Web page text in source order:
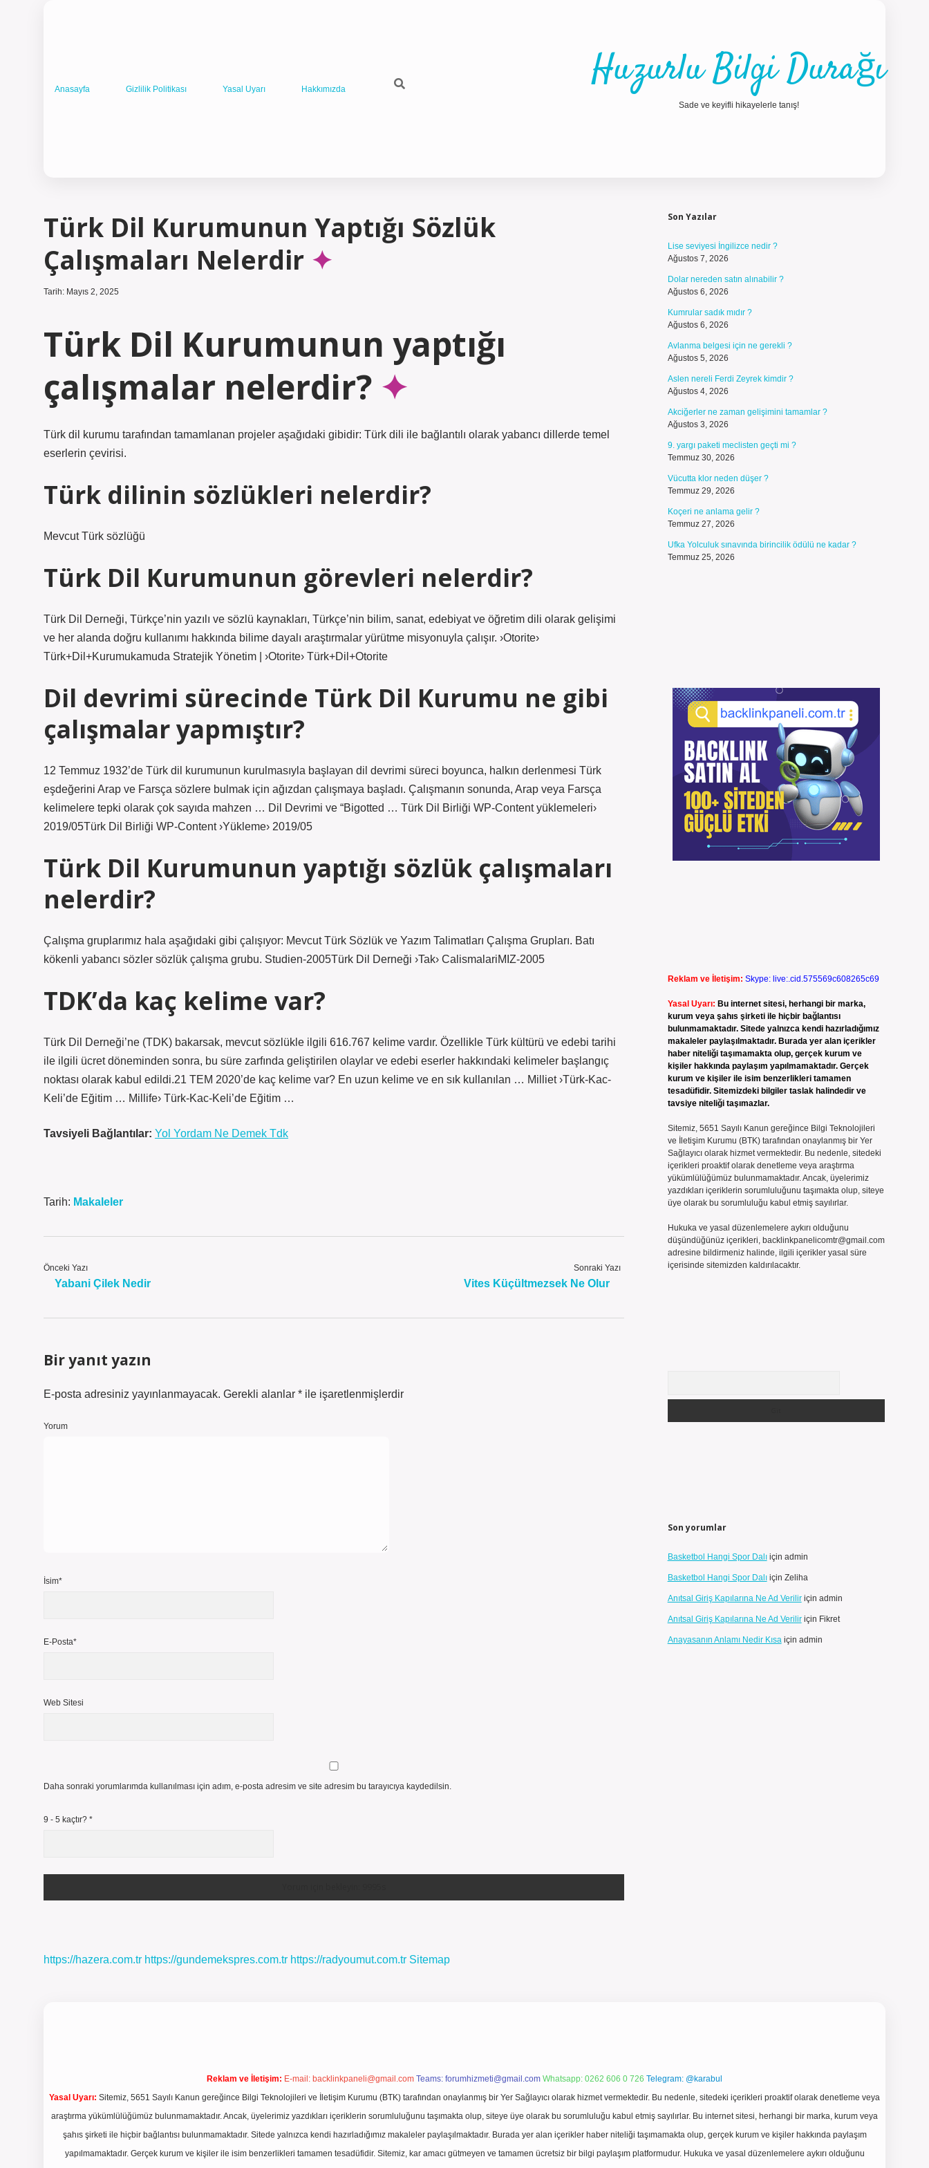
Anasayfa Gizlilik Politikası Yasal Uyarı Hakkımızda Huzurlu Bilgi Durağı
Sade ve keyifli hikayelerle tanış!
Türk Dil Kurumunun Yaptığı Sözlük
Çalışmaları Nelerdir
Tarih: Mayıs 2, 2025
Türk Dil Kurumunun yaptığı
çalışmalar nelerdir?
Türk dil kurumu tarafından tamamlanan projeler aşağıdaki gibidir: Türk dili ile bağlantılı olarak yabancı dillerde temel
eserlerin çevirisi.
Türk dilinin sözlükleri nelerdir?
Mevcut Türk sözlüğü
Türk Dil Kurumunun görevleri nelerdir?
Türk Dil Derneği, Türkçe’nin yazılı ve sözlü kaynakları, Türkçe’nin bilim, sanat, edebiyat ve öğretim dili olarak gelişimi
ve her alanda doğru kullanımı hakkında bilime dayalı araştırmalar yürütme misyonuyla çalışır. ›Otorite›
Türk+Dil+Kurumukamuda Stratejik Yönetim | ›Otorite› Türk+Dil+Otorite
Dil devrimi sürecinde Türk Dil Kurumu ne gibi
çalışmalar yapmıştır?
12 Temmuz 1932’de Türk dil kurumunun kurulmasıyla başlayan dil devrimi süreci boyunca, halkın derlenmesi Türk
eşdeğerini Arap ve Farsça sözlere bulmak için ağızdan çalışmaya başladı. Çalışmanın sonunda, Arap veya Farsça
kelimelere tepki olarak çok sayıda mahzen … Dil Devrimi ve “Bigotted … Türk Dil Birliği WP-Content yüklemeleri›
2019/05Türk Dil Birliği WP-Content ›Yükleme› 2019/05
Türk Dil Kurumunun yaptığı sözlük çalışmaları
nelerdir?
Çalışma gruplarımız hala aşağıdaki gibi çalışıyor: Mevcut Türk Sözlük ve Yazım Talimatları Çalışma Grupları. Batı
kökenli yabancı sözler sözlük çalışma grubu. Studien-2005Türk Dil Derneği ›Tak› CalismalariMIZ-2005
TDK’da kaç kelime var?
Türk Dil Derneği’ne (TDK) bakarsak, mevcut sözlükle ilgili 616.767 kelime vardır. Özellikle Türk kültürü ve edebi tarihi
ile ilgili ücret döneminden sonra, bu süre zarfında geliştirilen olaylar ve edebi eserler hakkındaki kelimeler başlangıç ​​
noktası olarak kabul edildi.21 TEM 2020’de kaç kelime var? En uzun kelime ve en sık kullanılan … Milliet ›Türk-Kac-
Keli’de Eğitim … Millife› Türk-Kac-Keli’de Eğitim …
Tavsiyeli Bağlantılar: Yol Yordam Ne Demek Tdk
Tarih: Makaleler
Önceki Yazı
Yabani Çilek Nedir
Sonraki Yazı
Vites Küçültmezsek Ne Olur
Bir yanıt yazın
E-posta adresiniz yayınlanmayacak. Gerekli alanlar * ile işaretlenmişlerdir
Yorum
İsim*
E-Posta*
Web Sitesi
Daha sonraki yorumlarımda kullanılması için adım, e-posta adresim ve site adresim bu tarayıcıya kaydedilsin.
9 - 5 kaçtır? *
https://hazera.com.tr https://gundemekspres.com.tr https://radyoumut.com.tr Sitemap
Son Yazılar
Lise seviyesi İngilizce nedir ?
Ağustos 7, 2026
Dolar nereden satın alınabilir ?
Ağustos 6, 2026
Kumrular sadık mıdır ?
Ağustos 6, 2026
Avlanma belgesi için ne gerekli ?
Ağustos 5, 2026
Aslen nereli Ferdi Zeyrek kimdir ?
Ağustos 4, 2026
Akciğerler ne zaman gelişimini tamamlar ?
Ağustos 3, 2026
9. yargı paketi meclisten geçti mi ?
Temmuz 30, 2026
Vücutta klor neden düşer ?
Temmuz 29, 2026
Koçeri ne anlama gelir ?
Temmuz 27, 2026
Ufka Yolculuk sınavında birincilik ödülü ne kadar ?
Temmuz 25, 2026
Reklam ve İletişim: Skype: live:.cid.575569c608265c69
Yasal Uyarı: Bu internet sitesi, herhangi bir marka,
kurum veya şahıs şirketi ile hiçbir bağlantısı
bulunmamaktadır. Sitede yalnızca kendi hazırladığımız
makaleler paylaşılmaktadır. Burada yer alan içerikler
haber niteliği taşımamakta olup, gerçek kurum ve
kişiler hakkında paylaşım yapılmamaktadır. Gerçek
kurum ve kişiler ile isim benzerlikleri tamamen
tesadüfidir. Sitemizdeki bilgiler taslak halindedir ve
tavsiye niteliği taşımazlar.
Sitemiz, 5651 Sayılı Kanun gereğince Bilgi Teknolojileri
ve İletişim Kurumu (BTK) tarafından onaylanmış bir Yer
Sağlayıcı olarak hizmet vermektedir. Bu nedenle, sitedeki
içerikleri proaktif olarak denetleme veya araştırma
yükümlülüğümüz bulunmamaktadır. Ancak, üyelerimiz
yazdıkları içeriklerin sorumluluğunu taşımakta olup, siteye
üye olarak bu sorumluluğu kabul etmiş sayılırlar.
Hukuka ve yasal düzenlemelere aykırı olduğunu
düşündüğünüz içerikleri, backlinkpanelicomtr@gmail.com
adresine bildirmeniz halinde, ilgili içerikler yasal süre
içerisinde sitemizden kaldırılacaktır.
Son yorumlar
Basketbol Hangi Spor Dalıiçin admin
Basketbol Hangi Spor Dalıiçin Zeliha
Anıtsal Giriş Kapılarına Ne Ad Veriliriçin admin
Anıtsal Giriş Kapılarına Ne Ad Veriliriçin Fikret
Anayasanın Anlamı Nedir Kısaiçin admin
Reklam ve İletişim: E-mail: backlinkpaneli@gmail.com Teams: forumhizmeti@gmail.com Whatsapp: 0262 606 0 726 Telegram: @karabul
Yasal Uyarı: Sitemiz, 5651 Sayılı Kanun gereğince Bilgi Teknolojileri ve İletişim Kurumu (BTK) tarafından onaylanmış bir Yer Sağlayıcı olarak hizmet vermektedir. Bu nedenle, sitedeki içerikleri proaktif olarak denetleme veya
araştırma yükümlülüğümüz bulunmamaktadır. Ancak, üyelerimiz yazdıkları içeriklerin sorumluluğunu taşımakta olup, siteye üye olarak bu sorumluluğu kabul etmiş sayılırlar. Bu internet sitesi, herhangi bir marka, kurum veya
şahıs şirketi ile hiçbir bağlantısı bulunmamaktadır. Sitede yalnızca kendi hazırladığımız makaleler paylaşılmaktadır. Burada yer alan içerikler haber niteliği taşımamakta olup, gerçek kurum ve kişiler hakkında paylaşım
yapılmamaktadır. Gerçek kurum ve kişiler ile isim benzerlikleri tamamen tesadüfidir. Sitemiz, kar amacı gütmeyen ve tamamen ücretsiz bir bilgi paylaşım platformudur. Hukuka ve yasal düzenlemelere aykırı olduğunu